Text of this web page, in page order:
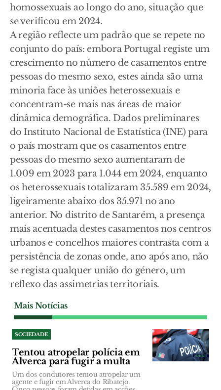
homossexuais ao longo do ano, situação que
se verificou em 2024.
A região reflecte um padrão que se repete no
conjunto do país: embora Portugal registe um
crescimento no número de casamentos entre
pessoas do mesmo sexo, estes ainda são uma
minoria face às uniões heterossexuais e
concentram-se mais nas áreas de maior
dinâmica demográfica. Dados preliminares
do Instituto Nacional de Estatística (INE) para
o país mostram que os casamentos entre
pessoas do mesmo sexo aumentaram de
1.009 em 2023 para 1.044 em 2024, enquanto
os heterossexuais totalizaram 35.589 em 2024,
ligeiramente abaixo dos 35.971 no ano
anterior. No distrito de Santarém, a presença
mais acentuada destes casamentos nos centros
urbanos e concelhos maiores contrasta com a
persistência de zonas onde, ano após ano, não
se regista qualquer união do género, um
reflexo das assimetrias territoriais.
Mais Notícias
SOCIEDADE
Tentou atropelar polícia em
Alverca para fugir a multa
Um dos condutores tentou atropelar um
agente e fugir em Alverca do Ribatejo.